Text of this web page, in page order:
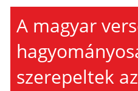
A magyar
szerepeltek